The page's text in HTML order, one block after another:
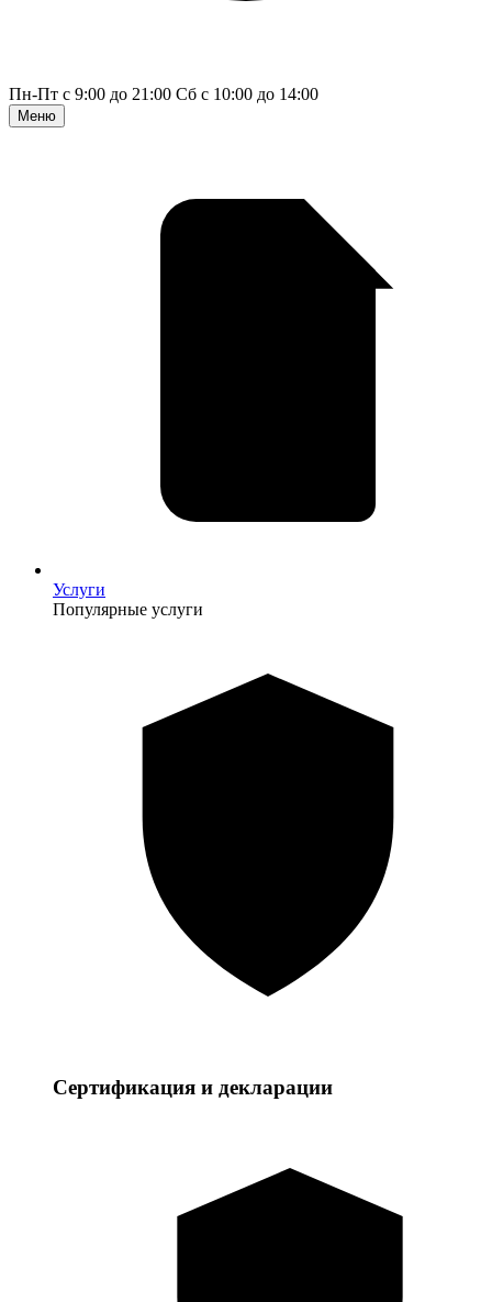
Пн-Пт с 9:00 до 21:00 Сб с 10:00 до 14:00
Меню
Услуги
Популярные услуги
Сертификация и декларации